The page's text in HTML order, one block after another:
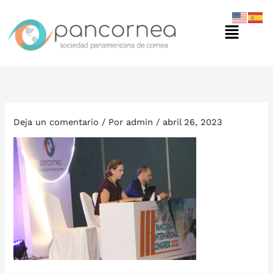
contenido
Menú
Deja un comentario / Por admin / abril 26, 2023